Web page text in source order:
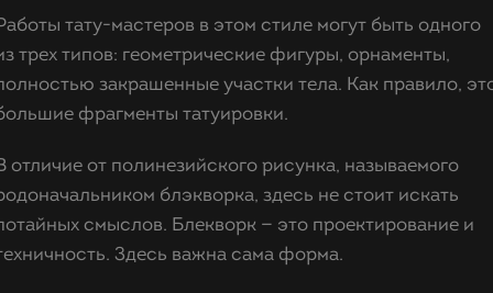
тату-мастеров в этом стиле могут быть одного
трех типов: геометрические фигуры, орнаменты,
закрашенные участки тела. Как правило,
фрагменты татуировки.
отличие от полинезийского рисунка, называемого
блэкворка, здесь не стоит искать
смыслов. Блекворк — это проектирование и
Здесь важна сама форма.